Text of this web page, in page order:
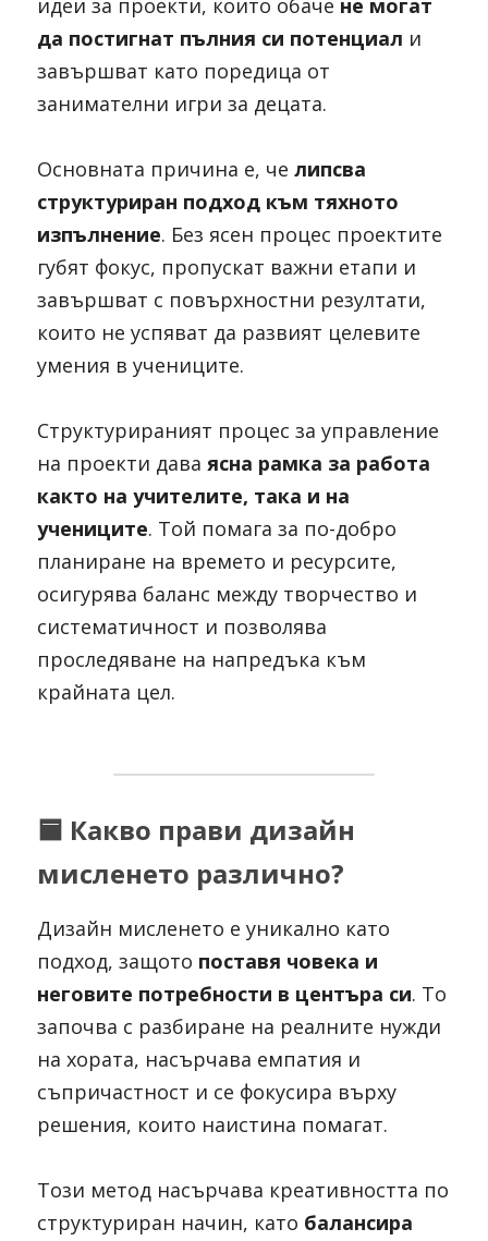
идеи за проекти, които обаче не могат
да постигнат пълния си потенциал и
завършват като поредица от
занимателни игри за децата.
Основната причина е, че липсва
структуриран подход към тяхното
изпълнение. Без ясен процес проектите
губят фокус, пропускат важни етапи и
завършват с повърхностни резултати,
които не успяват да развият целевите
умения в учениците.
Структурираният процес за управление
на проекти дава ясна рамка за работа
както на учителите, така и на
учениците. Той помага за по-добро
планиране на времето и ресурсите,
осигурява баланс между творчество и
систематичност и позволява
проследяване на напредъка към
крайната цел.
🟦 Какво прави дизайн
мисленето различно?
Дизайн мисленето е уникално като
подход, защото поставя човека и
неговите потребности в центъра си. То
започва с разбиране на реалните нужди
на хората, насърчава емпатия и
съпричастност и се фокусира върху
решения, които наистина помагат.
Този метод насърчава креативността по
структуриран начин, като балансира